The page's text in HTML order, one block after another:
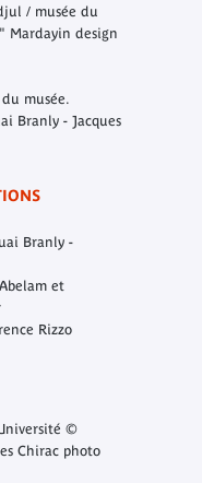
/ musée du
Mardayin design
musée.
Branly - Jacques
Branly -
et
Rizzo
©
Chirac photo